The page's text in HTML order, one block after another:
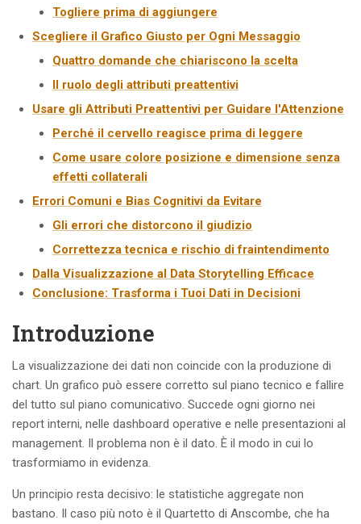
Togliere prima di aggiungere
Scegliere il Grafico Giusto per Ogni Messaggio
Quattro domande che chiariscono la scelta
Il ruolo degli attributi preattentivi
Usare gli Attributi Preattentivi per Guidare l'Attenzione
Perché il cervello reagisce prima di leggere
Come usare colore posizione e dimensione senza
effetti collaterali
Errori Comuni e Bias Cognitivi da Evitare
Gli errori che distorcono il giudizio
Correttezza tecnica e rischio di fraintendimento
Dalla Visualizzazione al Data Storytelling Efficace
Conclusione: Trasforma i Tuoi Dati in Decisioni
Introduzione
La visualizzazione dei dati non coincide con la produzione di
chart. Un grafico può essere corretto sul piano tecnico e fallire
del tutto sul piano comunicativo. Succede ogni giorno nei
report interni, nelle dashboard operative e nelle presentazioni al
management. Il problema non è il dato. È il modo in cui lo
trasformiamo in evidenza.
Un principio resta decisivo: le statistiche aggregate non
bastano. Il caso più noto è il Quartetto di Anscombe, che ha